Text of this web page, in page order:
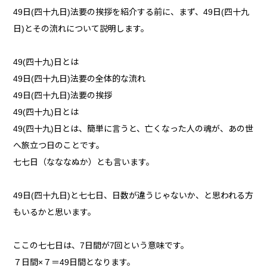
49日(四十九日)法要の挨拶を紹介する前に、まず、49日(四十九
日)とその流れについて説明します。
49(四十九)日とは
49日(四十九日)法要の全体的な流れ
49日(四十九日)法要の挨拶
49(四十九)日とは
49(四十九)日とは、簡単に言うと、亡くなった人の魂が、あの世
へ旅立つ日のことです。
七七日（なななぬか）とも言います。
49日(四十九日)と七七日、日数が違うじゃないか、と思われる方
もいるかと思います。
ここの七七日は、7日間が7回という意味です。
７日間×７＝49日間となります。